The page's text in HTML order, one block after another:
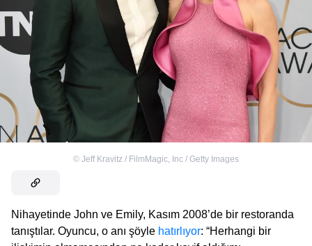
© Jeff Kravitz / FilmMagic, Inc / Getty Images
Nihayetinde John ve Emily, Kasım 2008’de bir restoranda
tanıştılar. Oyuncu, o anı şöyle hatırlıyor: “Herhangi bir